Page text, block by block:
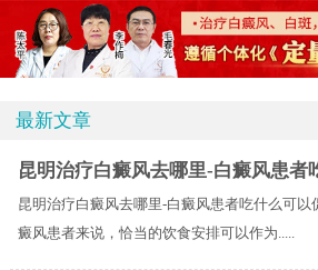
最新文章
昆明治疗白癜风去哪里-白癜风患者
昆明治疗白癜风去哪里-白癜风患者吃什么可以
癜风患者来说，恰当的饮食安排可以作为.....